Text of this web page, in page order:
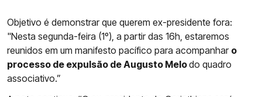
Objetivo é demonstrar que querem ex-presidente fora:
"Nesta segunda-feira (1º), a partir das 16h, estaremos
reunidos em um manifesto pacífico para acompanhar o
processo de expulsão de Augusto Melodo quadro
associativo.”